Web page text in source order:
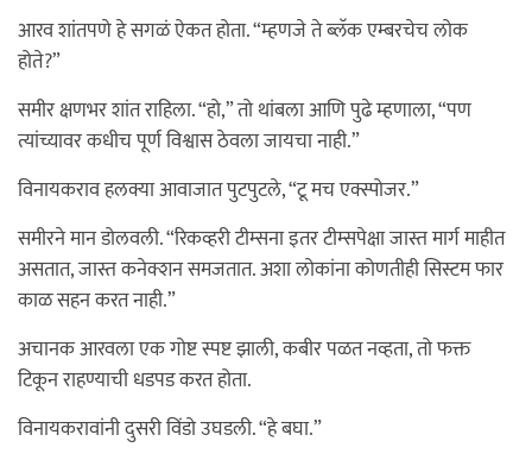
आरव शांतपणे हे सगळं ऐकत होता. “म्हणजे ते ब्लॅक एम्बरचेच लोक
होते?”
समीर क्षणभर शांत राहिला. “हो,” तो थांबला आणि पुढे म्हणाला, “पण
त्यांच्यावर कधीच पूर्ण विश्वास ठेवला जायचा नाही.”
विनायकराव हलक्या आवाजात पुटपुटले, “टू मच एक्स्पोजर.”
समीरने मान डोलवली. “रिकव्हरी टीम्सना इतर टीम्सपेक्षा जास्त मार्ग माहीत
असतात, जास्त कनेक्शन समजतात. अशा लोकांना कोणतीही सिस्टम फार
काळ सहन करत नाही.”
अचानक आरवला एक गोष्ट स्पष्ट झाली, कबीर पळत नव्हता, तो फक्त
टिकून राहण्याची धडपड करत होता.
विनायकरावांनी दुसरी विंडो उघडली. “हे बघा.”